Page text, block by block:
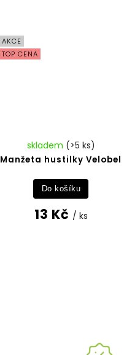
AKCE
TOP CENA
Manžeta hustilky Velobel
skladem (>5 ks)
13 Kč / ks
Do košíku